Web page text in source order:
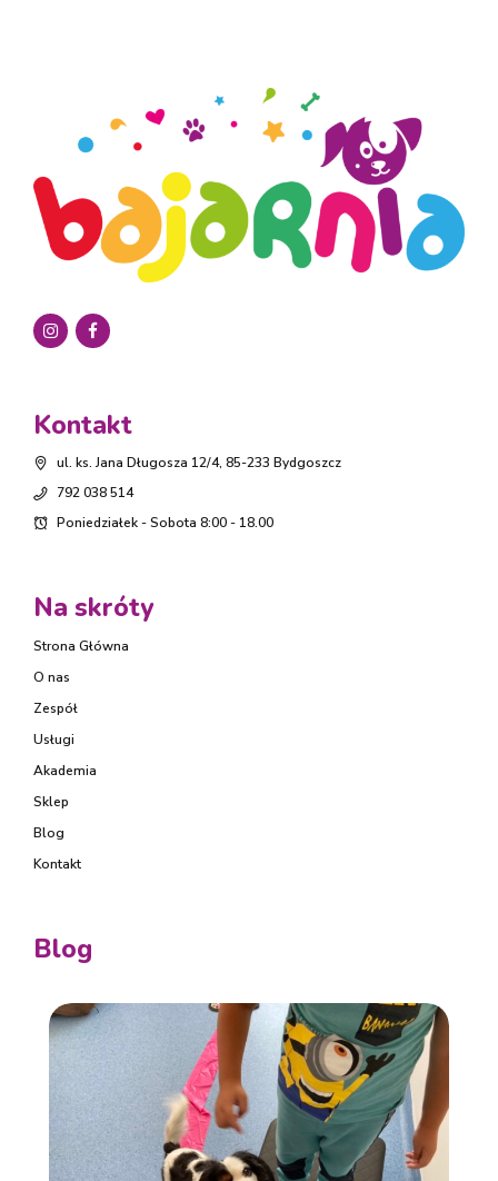
Kontakt
ul. ks. Jana Długosza 12/4, 85-233 Bydgoszcz
792 038 514
Poniedziałek - Sobota 8:00 - 18.00
Na skróty
Strona Główna
O nas
Zespół
Usługi
Akademia
Sklep
Blog
Kontakt
Blog